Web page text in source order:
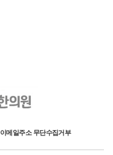
이메일주소 무단수집거부